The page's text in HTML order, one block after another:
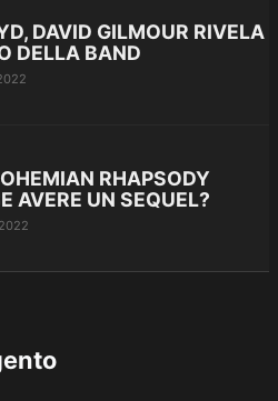
DAVID GILMOUR RIVELA
DELLA BAND
RHAPSODY
AVERE UN SEQUEL?